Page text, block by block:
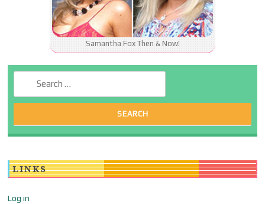
Samantha Fox Then & Now!
LINKS
Log in